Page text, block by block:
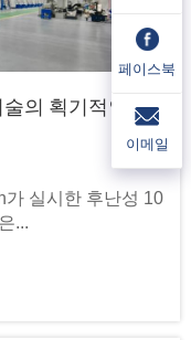
의 획기적인 중
가 실시한 후난성 10
...
페이스북
이메일